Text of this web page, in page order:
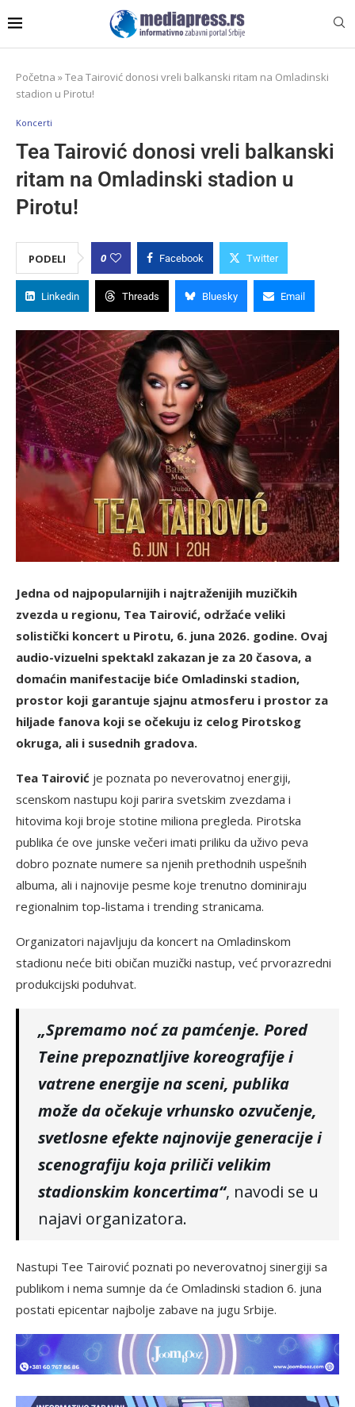
Početna »Tea Tairović donosi vreli balkanski ritam na Omladinski
stadion u Pirotu!
Koncerti
Tea Tairović donosi vreli balkanski
ritam na Omladinski stadion u
Pirotu!
PODELI 0 Facebook Twitter
Linkedin Threads Bluesky Email
Jedna od najpopularnijih i najtraženijih muzičkih
zvezda u regionu, Tea Tairović, održaće veliki
solistički koncert u Pirotu, 6. juna 2026. godine. Ovaj
audio-vizuelni spektakl zakazan je za 20 časova, a
domaćin manifestacije biće Omladinski stadion,
prostor koji garantuje sjajnu atmosferu i prostor za
hiljade fanova koji se očekuju iz celog Pirotskog
okruga, ali i susednih gradova.
Tea Tairović je poznata po neverovatnoj energiji,
scenskom nastupu koji parira svetskim zvezdama i
hitovima koji broje stotine miliona pregleda. Pirotska
publika će ove junske večeri imati priliku da uživo peva
dobro poznate numere sa njenih prethodnih uspešnih
albuma, ali i najnovije pesme koje trenutno dominiraju
regionalnim top-listama i trending stranicama.
Organizatori najavljuju da koncert na Omladinskom
stadionu neće biti običan muzički nastup, već prvorazredni
produkcijski poduhvat.
„Spremamo noć za pamćenje. Pored
Teine prepoznatljive koreografije i
vatrene energije na sceni, publika
može da očekuje vrhunsko ozvučenje,
svetlosne efekte najnovije generacije i
scenografiju koja priliči velikim
stadionskim koncertima“, navodi se u
najavi organizatora.
Nastupi Tee Tairović poznati po neverovatnoj sinergiji sa
publikom i nema sumnje da će Omladinski stadion 6. juna
postati epicentar najbolje zabave na jugu Srbije.